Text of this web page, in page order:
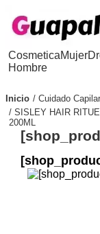
Cosmetica
Hombre
Mujer
Inicio Cuidado Capilar
SISLEY HAIR
200ML